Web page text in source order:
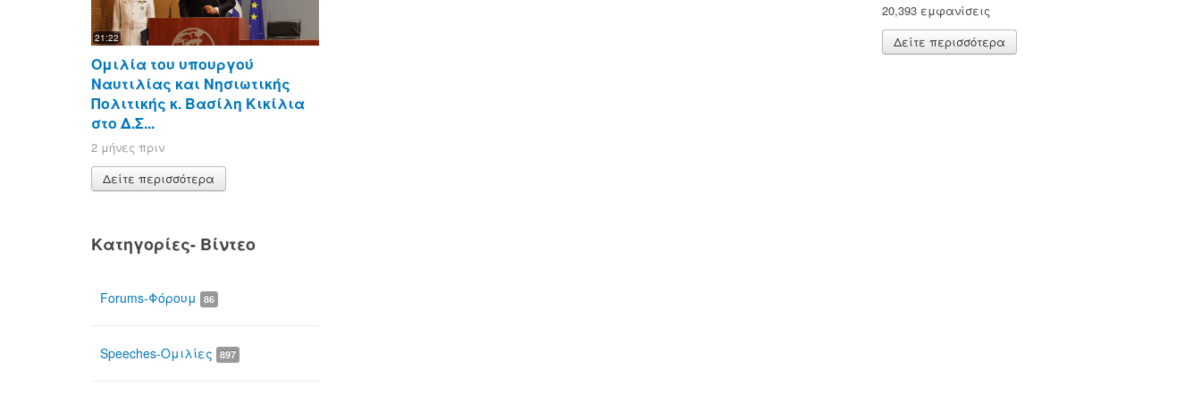
21:22
Ομιλία του υπουργού
Ναυτιλίας και Νησιωτικής
Πολιτικής κ. Βασίλη Κικίλια
στο Δ.Σ...
2 μήνες πριν
Δείτε περισσότερα
Κατηγορίες- Βίντεο
Forums-Φόρουμ 86
Speeches-Ομιλίες 897
20,393 εμφανίσεις
Δείτε περισσότερα